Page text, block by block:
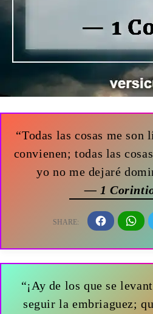
“Todas las cosas me son
convienen; todas las
yo no me dejaré
— 1
“¡Ay de los que se
seguir la embriaguez;